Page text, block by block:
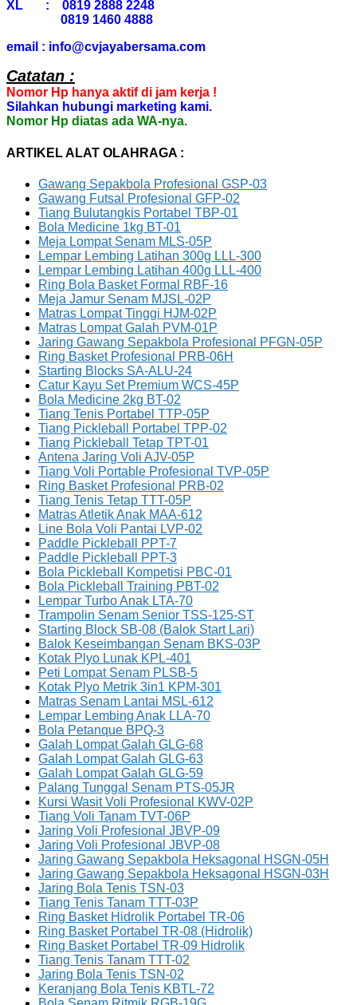
XL : 0819 2888 2248
0819 1460 4888
email : info@cvjayabersama.com
Catatan :
Nomor Hp hanya aktif di jam kerja !
Silahkan hubungi marketing kami.
Nomor Hp diatas ada WA-nya.
ARTIKEL ALAT OLAHRAGA :
Gawang Sepakbola Profesional GSP-03
Gawang Futsal Profesional GFP-02
Tiang Bulutangkis Portabel TBP-01
Bola Medicine 1kg BT-01
Meja Lompat Senam MLS-05P
Lempar Lembing Latihan 300g LLL-300
Lempar Lembing Latihan 400g LLL-400
Ring Bola Basket Formal RBF-16
Meja Jamur Senam MJSL-02P
Matras Lompat Tinggi HJM-02P
Matras Lompat Galah PVM-01P
Jaring Gawang Sepakbola Profesional PFGN-05P
Ring Basket Profesional PRB-06H
Starting Blocks SA-ALU-24
Catur Kayu Set Premium WCS-45P
Bola Medicine 2kg BT-02
Tiang Tenis Portabel TTP-05P
Tiang Pickleball Portabel TPP-02
Tiang Pickleball Tetap TPT-01
Antena Jaring Voli AJV-05P
Tiang Voli Portable Profesional TVP-05P
Ring Basket Profesional PRB-02
Tiang Tenis Tetap TTT-05P
Matras Atletik Anak MAA-612
Line Bola Voli Pantai LVP-02
Paddle Pickleball PPT-7
Paddle Pickleball PPT-3
Bola Pickleball Kompetisi PBC-01
Bola Pickleball Training PBT-02
Lempar Turbo Anak LTA-70
Trampolin Senam Senior TSS-125-ST
Starting Block SB-08 (Balok Start Lari)
Balok Keseimbangan Senam BKS-03P
Kotak Plyo Lunak KPL-401
Peti Lompat Senam PLSB-5
Kotak Plyo Metrik 3in1 KPM-301
Matras Senam Lantai MSL-612
Lempar Lembing Anak LLA-70
Bola Petanque BPQ-3
Galah Lompat Galah GLG-68
Galah Lompat Galah GLG-63
Galah Lompat Galah GLG-59
Palang Tunggal Senam PTS-05JR
Kursi Wasit Voli Profesional KWV-02P
Tiang Voli Tanam TVT-06P
Jaring Voli Profesional JBVP-09
Jaring Voli Profesional JBVP-08
Jaring Gawang Sepakbola Heksagonal HSGN-05H
Jaring Gawang Sepakbola Heksagonal HSGN-03H
Jaring Bola Tenis TSN-03
Tiang Tenis Tanam TTT-03P
Ring Basket Hidrolik Portabel TR-06
Ring Basket Portabel TR-08 (Hidrolik)
Ring Basket Portabel TR-09 Hidrolik
Tiang Tenis Tanam TTT-02
Jaring Bola Tenis TSN-02
Keranjang Bola Tenis KBTL-72